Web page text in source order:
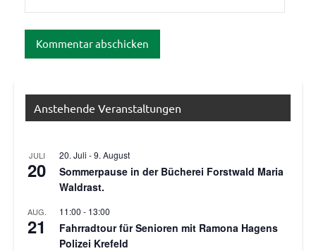
Anstehende Veranstaltungen
JULI
20
20. Juli -9. August
Sommerpause in der Bücherei Forstwald Maria
Waldrast.
AUG.
21
11:00 - 13:00
Fahrradtour für Senioren mit Ramona Hagens
Polizei Krefeld